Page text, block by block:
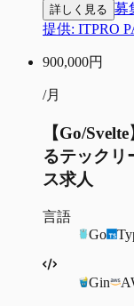
詳しく見る 募
提供: ITPRO
900,000円
/月
【Go/
るテックリ
ス求人
言語
Go
Gin